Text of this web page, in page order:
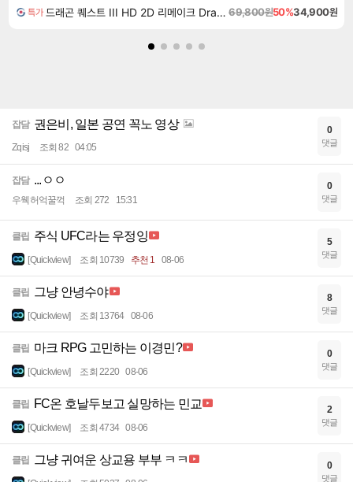
특가 드래곤 퀘스트 III HD 2D 리메이크 Dragon Quest III HD 2D Remake 69,800원50%34,900원
잡담 권은비, 일본 공연 꼭노 영상
Zqisj 조회 82 04:05
0
댓글
잡담 ...ㅇㅇ
우웩허억꿀꺽 조회 272 15:31
0
댓글
클립 주식 UFC라는 우정잉
[Quickview] 조회 10739 추천 1 08-06
5
댓글
클립 그냥 안녕수야
[Quickview] 조회 13764 08-06
8
댓글
클립 마크 RPG 고민하는 이경민?
[Quickview] 조회 2220 08-06
0
댓글
클립 FC온 호날두보고 실망하는 민교
[Quickview] 조회 4734 08-06
2
댓글
클립 그냥 귀여운 상교용 부부 ㅋㅋ 0
댓글